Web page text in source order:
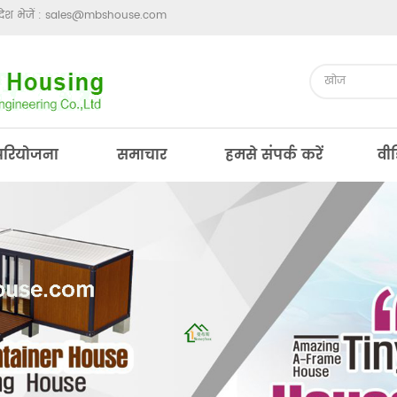
भेजें : sales@mbshouse.com
समाचार हमसे संपर्क करें